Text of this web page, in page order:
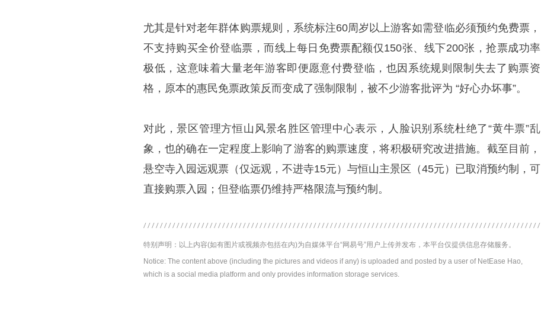
尤其是针对老年群体购票规则，系统标注60周岁以上游客如需登临必须预约免费票，
不支持购买全价登临票，而线上每日免费票配额仅150张、线下200张，抢票成功率
极低，这意味着大量老年游客即便愿意付费登临，也因系统规则限制失去了购票资
格，原本的惠民免票政策反而变成了强制限制，被不少游客批评为 “好心办坏事”。
对此，景区管理方恒山风景名胜区管理中心表示，人脸识别系统杜绝了“黄牛票”乱
象，也的确在一定程度上影响了游客的购票速度，将积极研究改进措施。截至目前，
悬空寺入园远观票（仅远观，不进寺15元）与恒山主景区（45元）已取消预约制，可
直接购票入园；但登临票仍维持严格限流与预约制。
特别声明：以上内容(如有图片或视频亦包括在内)为自媒体平台“网易号”用户上传并发布，本平台仅提供信息存储服务。
Notice: The content above (including the pictures and videos if any) is uploaded and posted by a user of NetEase Hao,
which is a social media platform and only provides information storage services.